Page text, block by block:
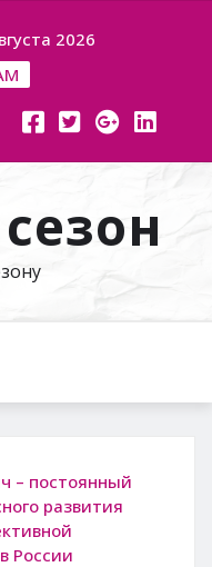
2026
– постоянный
развития
России